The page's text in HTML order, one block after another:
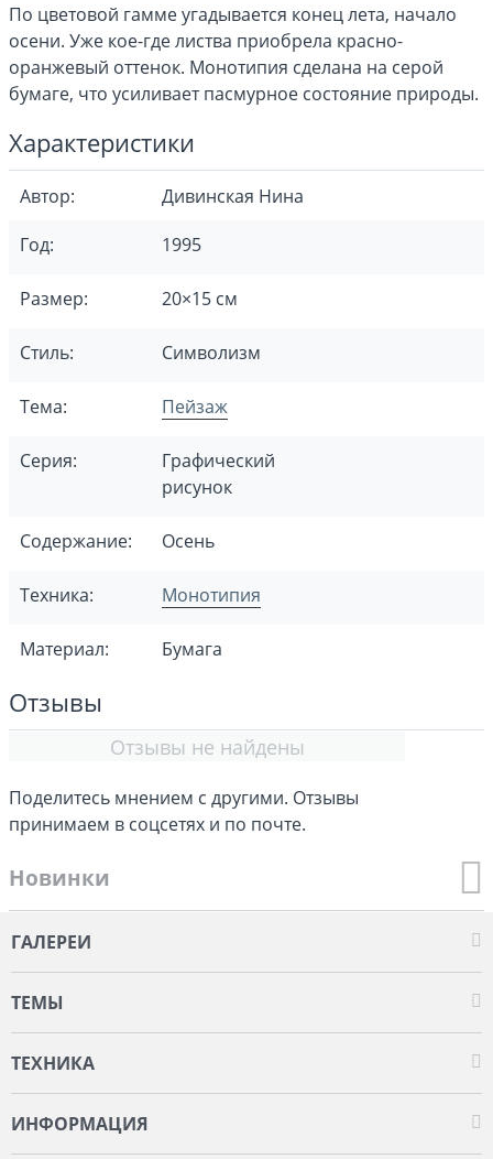
По цветовой гамме угадывается конец лета, начало
осени. Уже кое-где листва приобрела красно-
оранжевый оттенок. Монотипия сделана на серой
бумаге, что усиливает пасмурное состояние природы.
Характеристики
Автор:
Дивинская Нина
Год:
1995
Размер: 20×15 см
Стиль: Символизм
Тема: Пейзаж
Серия:
Графический
рисунок
Содержание: Осень
Техника: Монотипия
Материал: Бумага
Отзывы
Отзывы не найдены
Поделитесь мнением с другими. Отзывы
принимаем в соцсетях и по почте.
Новинки
ГАЛЕРЕИ
ТЕМЫ
ТЕХНИКА
ИНФОРМАЦИЯ